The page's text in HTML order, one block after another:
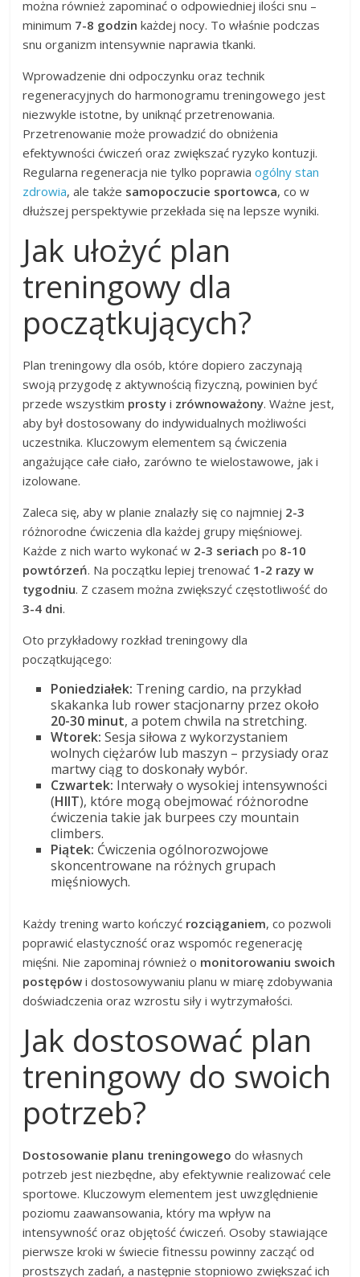
można również zapominać o odpowiedniej ilości snu –
minimum 7-8 godzin każdej nocy. To właśnie podczas
snu organizm intensywnie naprawia tkanki.
Wprowadzenie dni odpoczynku oraz technik
regeneracyjnych do harmonogramu treningowego jest
niezwykle istotne, by uniknąć przetrenowania.
Przetrenowanie może prowadzić do obniżenia
efektywności ćwiczeń oraz zwiększać ryzyko kontuzji.
Regularna regeneracja nie tylko poprawiaogólny stan
zdrowia, ale także samopoczucie sportowca, co w
dłuższej perspektywie przekłada się na lepsze wyniki.
Jak ułożyć plan
treningowy dla
początkujących?
Plan treningowy dla osób, które dopiero zaczynają
swoją przygodę z aktywnością fizyczną, powinien być
przede wszystkim prosty i zrównoważony. Ważne jest,
aby był dostosowany do indywidualnych możliwości
uczestnika. Kluczowym elementem są ćwiczenia
angażujące całe ciało, zarówno te wielostawowe, jak i
izolowane.
Zaleca się, aby w planie znalazły się co najmniej 2-3
różnorodne ćwiczenia dla każdej grupy mięśniowej.
Każde z nich warto wykonać w 2-3 seriach po 8-10
powtórzeń. Na początku lepiej trenować 1-2 razy w
tygodniu. Z czasem można zwiększyć częstotliwość do
3-4 dni.
Oto przykładowy rozkład treningowy dla
początkującego:
Poniedziałek: Trening cardio, na przykład
skakanka lub rower stacjonarny przez około
20-30 minut, a potem chwila na stretching.
Wtorek: Sesja siłowa z wykorzystaniem
wolnych ciężarów lub maszyn – przysiady oraz
martwy ciąg to doskonały wybór.
Czwartek: Interwały o wysokiej intensywności
(HIIT), które mogą obejmować różnorodne
ćwiczenia takie jak burpees czy mountain
climbers.
Piątek: Ćwiczenia ogólnorozwojowe
skoncentrowane na różnych grupach
mięśniowych.
Każdy trening warto kończyć rozciąganiem, co pozwoli
poprawić elastyczność oraz wspomóc regenerację
mięśni. Nie zapominaj również o monitorowaniu swoich
postępów i dostosowywaniu planu w miarę zdobywania
doświadczenia oraz wzrostu siły i wytrzymałości.
Jak dostosować plan
treningowy do swoich
potrzeb?
Dostosowanie planu treningowego do własnych
potrzeb jest niezbędne, aby efektywnie realizować cele
sportowe. Kluczowym elementem jest uwzględnienie
poziomu zaawansowania, który ma wpływ na
intensywność oraz objętość ćwiczeń. Osoby stawiające
pierwsze kroki w świecie fitnessu powinny zacząć od
prostszych zadań, a następnie stopniowo zwiększać ich